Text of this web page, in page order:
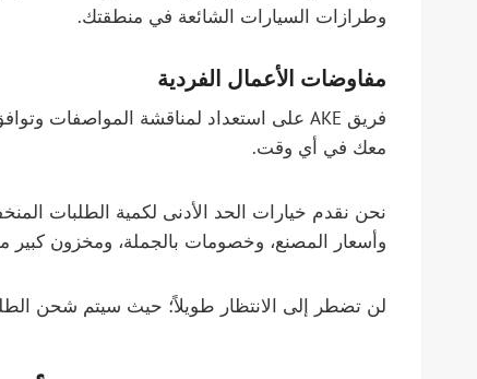
وطرازات السيارات الشائعة في منطقتك.
مفاوضات الأعمال الفردية
معك في أي وقت.
وأسعار المصنع، وخصومات بالجملة، ومخزون كبير
لن تضطر إلى الانتظار طويلاً؛ حيث سيتم شحن